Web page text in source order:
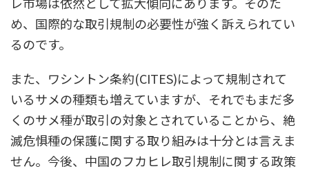
め、国際的な取引規制の必要性が強く訴えられてい
るのです。
また、ワシントン条約(CITES)によって規制されて
いるサメの種類も増えていますが、それでもまだ多
くのサメ種が取引の対象とされていることから、絶
滅危惧種の保護に関する取り組みは十分とは言えま
せん。今後、中国のフカヒレ取引規制に関する政策